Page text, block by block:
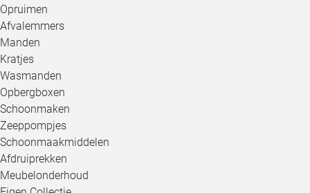
Opruimen
Afvalemmers
Manden
Kratjes
Wasmanden
Opbergboxen
Schoonmaken
Zeeppompjes
Schoonmaakmiddelen
Afdruiprekken
Meubelonderhoud